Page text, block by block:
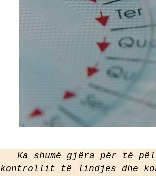
Ka shumë gjëra për të
kontrollit të lindjes dhe